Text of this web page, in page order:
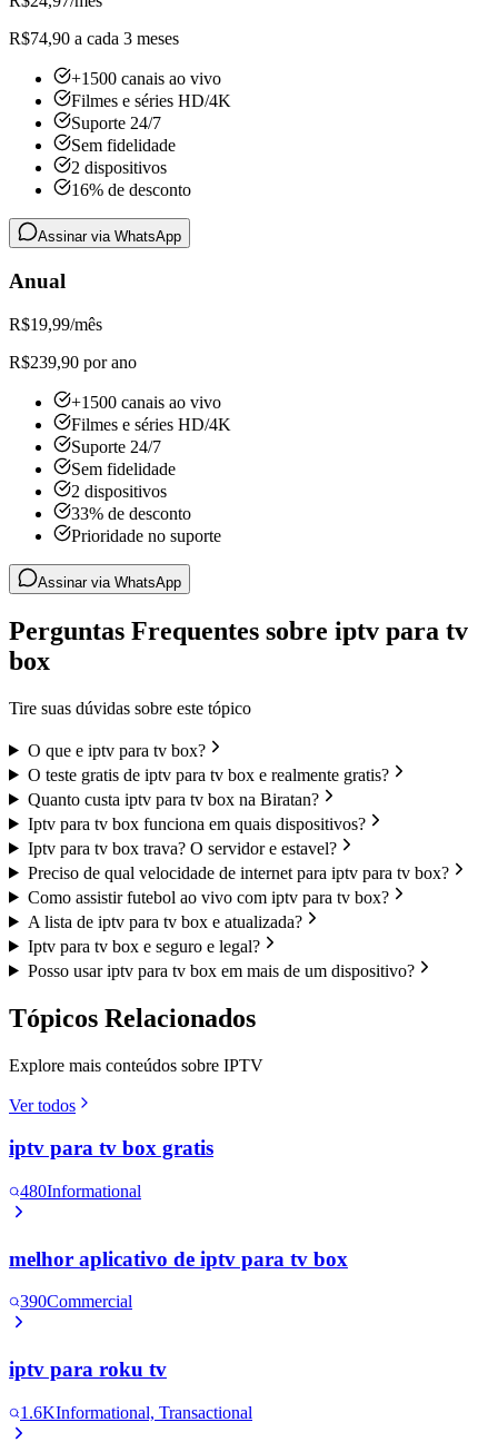
R$74,90 a cada 3 meses
+1500 canais ao vivo
Filmes e séries HD/4K
Suporte 24/7
Sem fidelidade
2 dispositivos
16% de desconto
Assinar via WhatsApp
Anual
R$19,99/mês
R$239,90 por ano
+1500 canais ao vivo
Filmes e séries HD/4K
Suporte 24/7
Sem fidelidade
2 dispositivos
33% de desconto
Prioridade no suporte
Assinar via WhatsApp
Perguntas Frequentes sobre iptv para tv
box
Tire suas dúvidas sobre este tópico
O que e iptv para tv box?
O teste gratis de iptv para tv box e realmente gratis?
Quanto custa iptv para tv box na Biratan?
Iptv para tv box funciona em quais dispositivos?
Iptv para tv box trava? O servidor e estavel?
Preciso de qual velocidade de internet para iptv para tv box?
Como assistir futebol ao vivo com iptv para tv box?
A lista de iptv para tv box e atualizada?
Iptv para tv box e seguro e legal?
Posso usar iptv para tv box em mais de um dispositivo?
Tópicos Relacionados
Explore mais conteúdos sobre IPTV
Ver todos
iptv para tv box gratis
480Informational
melhor aplicativo de iptv para tv box
390Commercial
iptv para roku tv
1.6KInformational, Transactional